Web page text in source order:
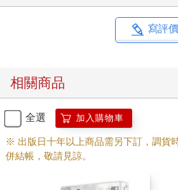
寫評價
相關商品
全選 加入購物車
※ 出版日十年以上商品需另下訂，調貨
併結帳，敬請見諒。